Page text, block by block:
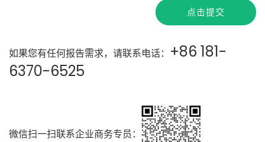
点击提交
如果您有任何报告需求，请联系电话： +86 181-
6370-6525
微信扫一扫联系企业商务专员：